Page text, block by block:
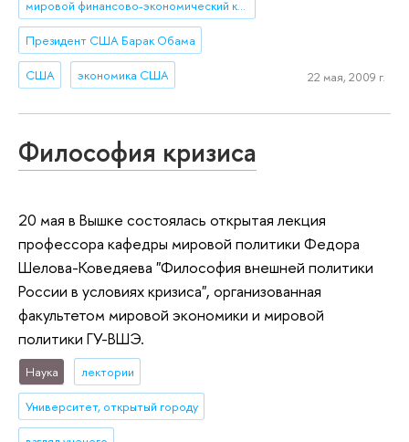
мировой финансово-экономический кризис
Президент США Барак Обама
США экономика США 22 мая, 2009 г.
Философия кризиса
20 мая в Вышке состоялась открытая лекция
профессора кафедры мировой политики Федора
Шелова-Коведяева "Философия внешней политики
России в условиях кризиса", организованная
факультетом мировой экономики и мировой
политики ГУ-ВШЭ.
Наука лектории
Университет, открытый городу